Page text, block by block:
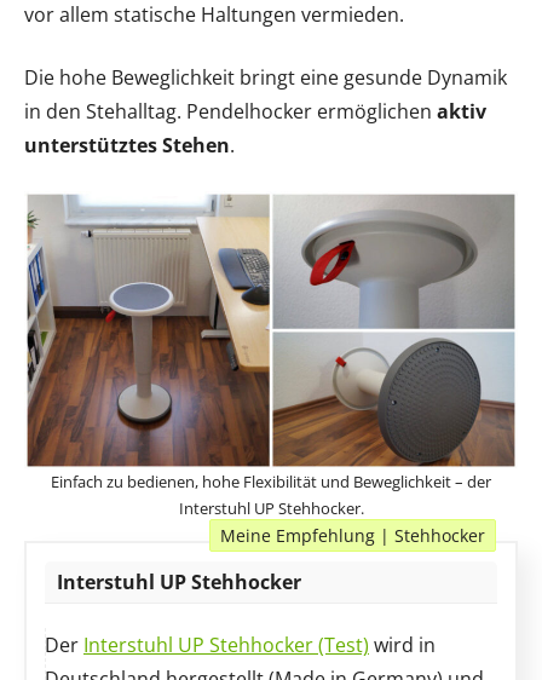
vor allem statische Haltungen vermieden.
Die hohe Beweglichkeit bringt eine gesunde Dynamik
in den Stehalltag. Pendelhocker ermöglichen aktiv
unterstütztes Stehen.
Einfach zu bedienen, hohe Flexibilität und Beweglichkeit – der
Interstuhl UP Stehhocker.
Interstuhl UP Stehhocker
Der Interstuhl UP Stehhocker (Test) wird in
Meine Empfehlung | Stehhocker